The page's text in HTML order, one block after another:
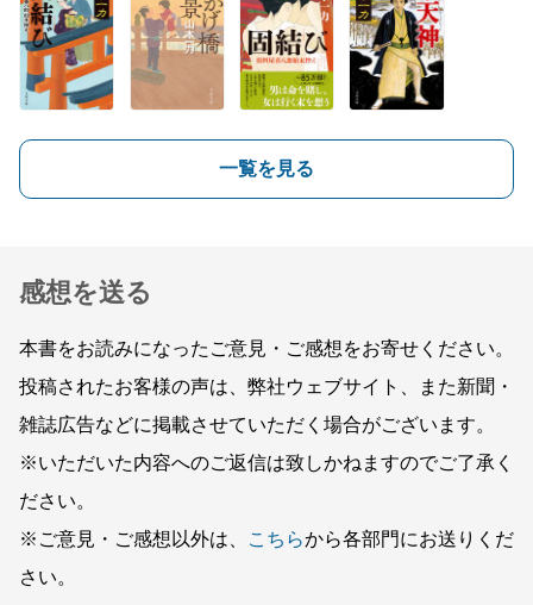
一覧を見る
感想を送る
本書をお読みになったご意見・ご感想をお寄せください。
投稿されたお客様の声は、弊社ウェブサイト、また新聞・
雑誌広告などに掲載させていただく場合がございます。
※いただいた内容へのご返信は致しかねますのでご了承く
ださい。
※ご意見・ご感想以外は、
こちらから各部門にお送りくだ
さい。